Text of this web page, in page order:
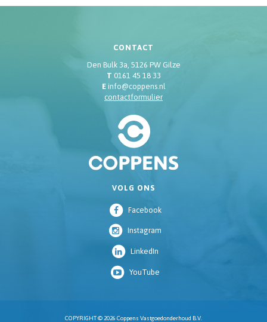
CONTACT
Den Bulk 3a, 5126 PW Gilze
T 0161 45 18 33
Einfo@coppens.nl
contactformulier
VOLG ONS
Facebook
Instagram
LinkedIn
YouTube
COPYRIGHT © 2026 Coppens Vastgoedonderhoud B.V.